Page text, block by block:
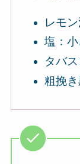
レモ
塩：
タバ
粗挽